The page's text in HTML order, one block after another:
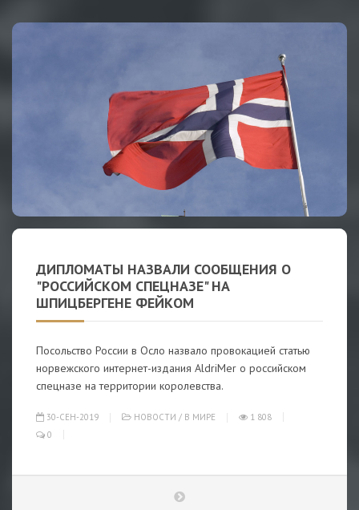
ДИПЛОМАТЫ НАЗВАЛИ СООБЩЕНИЯ О
"РОССИЙСКОМ СПЕЦНАЗЕ" НА
ШПИЦБЕРГЕНЕ ФЕЙКОМ
Посольство России в Осло назвало провокацией статью
норвежского интернет-издания AldriMer о российском
спецназе на территории королевства.
30-СЕН-2019 НОВОСТИ / В МИРЕ
1 808
0